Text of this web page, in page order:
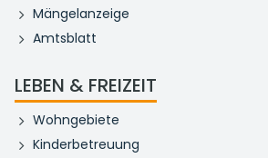
Mängelanzeige
Amtsblatt
LEBEN & FREIZEIT
Wohngebiete
Kinderbetreuung